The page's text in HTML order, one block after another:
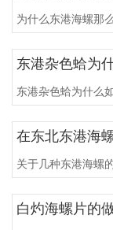
为什么东港海螺那
东港杂色蛤为
东港杂色蛤为什么
在东北东港海
关于几种东港海螺
白灼海螺片的